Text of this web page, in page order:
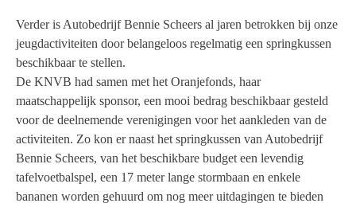
Verder is Autobedrijf Bennie Scheers al jaren betrokken bij onze
jeugdactiviteiten door belangeloos regelmatig een springkussen
beschikbaar te stellen.
De KNVB had samen met het Oranjefonds, haar
maatschappelijk sponsor, een mooi bedrag beschikbaar gesteld
voor de deelnemende verenigingen voor het aankleden van de
activiteiten. Zo kon er naast het springkussen van Autobedrijf
Bennie Scheers, van het beschikbare budget een levendig
tafelvoetbalspel, een 17 meter lange stormbaan en enkele
bananen worden gehuurd om nog meer uitdagingen te bieden